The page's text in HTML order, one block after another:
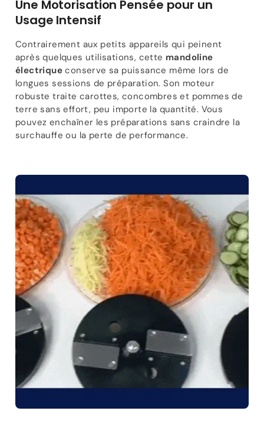
Une Motorisation Pensée pour un
Usage Intensif
Contrairement aux petits appareils qui peinent
après quelques utilisations, cette mandoline
électrique conserve sa puissance même lors de
longues sessions de préparation. Son moteur
robuste traite carottes, concombres et pommes de
terre sans effort, peu importe la quantité. Vous
pouvez enchaîner les préparations sans craindre la
surchauffe ou la perte de performance.